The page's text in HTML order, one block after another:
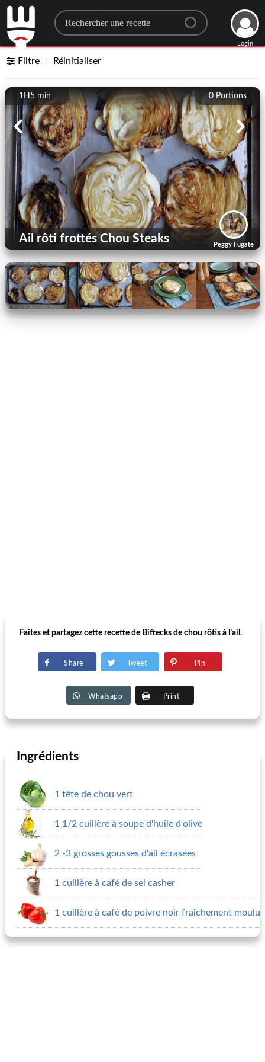
Search for a recipe
Login
Filtre Réinitialiser
0 Portions
1H5 min
Peggy Fugate
Ail rôti frottés Chou Steaks
Faites et partagez cette recette de Biftecks ​​de chou rôtis à l’ail.
Share Tweet Pin
Whatsapp Print
Ingrédients
1 tête de chou vert
1 1/2 cuillère à soupe d'huile d'olive
2 -3 grosses gousses d'ail écrasées
1 cuillère à café de sel casher
1 cuillère à café de poivre noir fraîchement moulu